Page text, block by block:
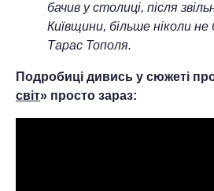
бачив у столиці, після
Київщини, більше ніколи не
Тарас Тополя.
Подробиці дивись у сюжеті
світ» просто зараз: